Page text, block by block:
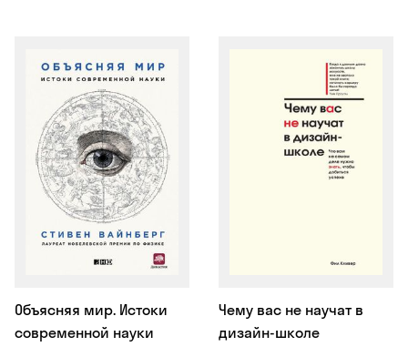
Объясняя мир. Истоки
современной науки
Чему вас не научат в
дизайн-школе